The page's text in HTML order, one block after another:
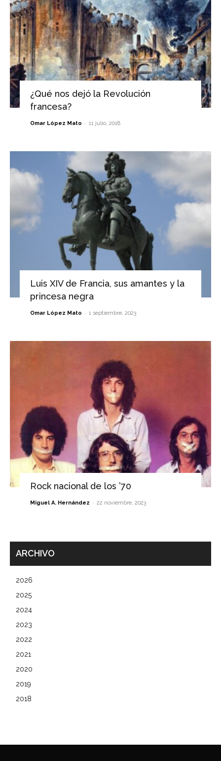
¿Qué nos dejó la Revolución
francesa?
Omar López Mato - 11 julio, 2018
Luis XIV de Francia, sus amantes y la
princesa negra
Omar López Mato - 1 septiembre, 2023
Rock nacional de los ’70
Miguel A. Hernández - 22 noviembre, 2023
ARCHIVO
2026
2025
2024
2023
2022
2021
2020
2019
2018